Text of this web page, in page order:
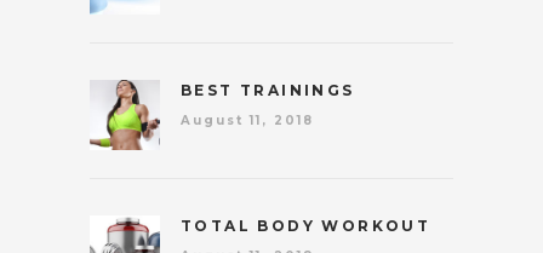
BEST TRAININGS
August 11, 2018
TOTAL BODY WORKOUT